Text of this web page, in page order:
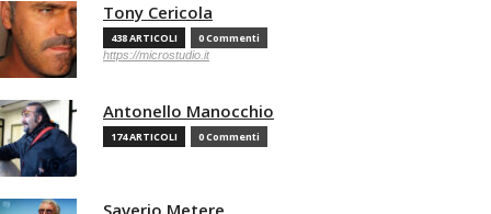
Tony Cericola
438 ARTICOLI 0 Commenti
https://microstudio.it
Antonello Manocchio
174 ARTICOLI 0 Commenti